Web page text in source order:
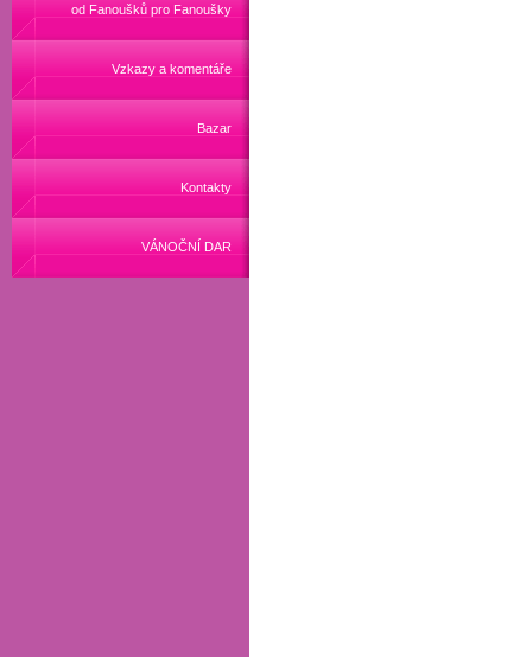
od Fanoušků pro Fanoušky
Vzkazy a komentáře
Bazar
Kontakty
VÁNOČNÍ DAR